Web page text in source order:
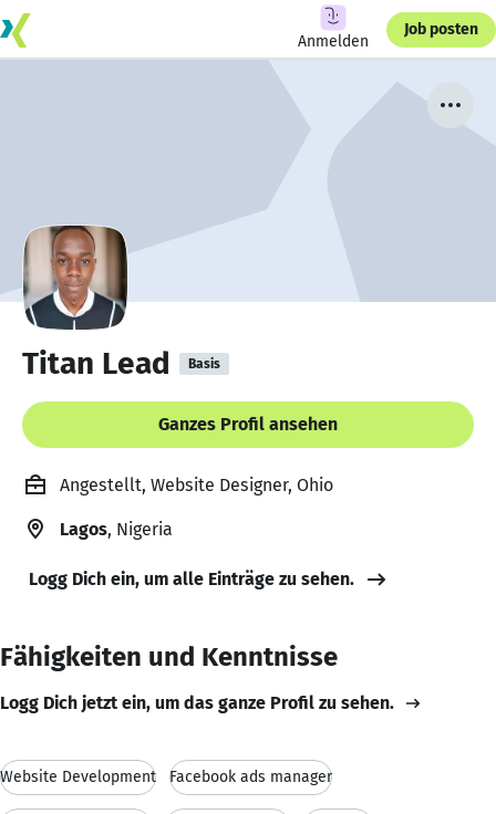
Anmelden
Job posten
Titan Lead Basis
Ganzes Profil ansehen
Angestellt, Website Designer, Ohio
Lagos, Nigeria
Logg Dich ein, um alle Einträge zu sehen.
Fähigkeiten und Kenntnisse
Logg Dich jetzt ein, um das ganze Profil zu sehen.
Website Development Facebook ads manager